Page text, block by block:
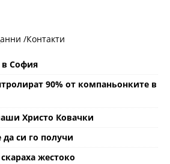
/Контакти
София
90% от компаньонките в
Христо Ковачки
си го получи
жестоко